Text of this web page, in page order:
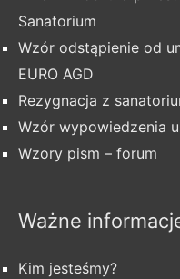
Sanatorium
Wzór odstąpienie od
EURO AGD
Rezygnacja z
Wzór wypowiedzenia
Wzory pism – forum
Ważne
Kim jesteśmy?